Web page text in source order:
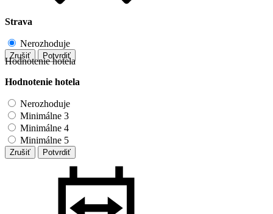
Strava
Nerozhoduje
Zrušiť Potvrdiť
Hodnotenie hotela
Hodnotenie hotela
Nerozhoduje
Minimálne 3
Minimálne 4
Minimálne 5
Zrušiť Potvrdiť